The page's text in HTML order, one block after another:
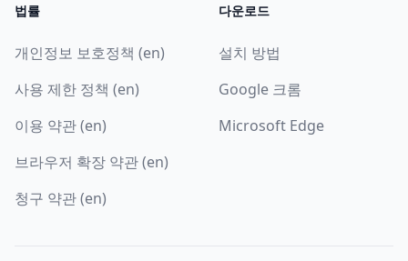
법률
개인정보 보호정책 (en)
사용 제한 정책 (en)
이용 약관 (en)
브라우저 확장 약관 (en)
청구 약관 (en)
다운로드
설치 방법
Google 크롬
Microsoft Edge